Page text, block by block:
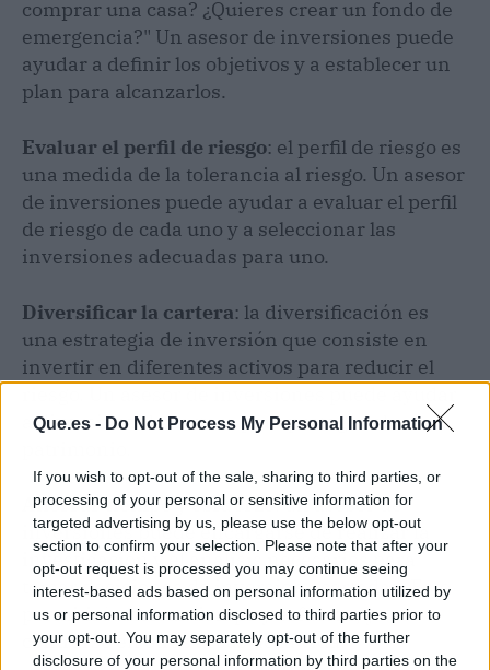
Que.es - Do Not Process My Personal Information
If you wish to opt-out of the sale, sharing to third parties, or
processing of your personal or sensitive information for
targeted advertising by us, please use the below opt-out
section to confirm your selection. Please note that after your
opt-out request is processed you may continue seeing
interest-based ads based on personal information utilized by
us or personal information disclosed to third parties prior to
your opt-out. You may separately opt-out of the further
disclosure of your personal information by third parties on the
comprar una casa? ¿Quieres crear un fondo de
emergencia?" Un asesor de inversiones puede
ayudar a definir los objetivos y a establecer un
plan para alcanzarlos.
Evaluar el perfil de riesgo: el perfil de riesgo es
una medida de la tolerancia al riesgo. Un asesor
de inversiones puede ayudar a evaluar el perfil
de riesgo de cada uno y a seleccionar las
inversiones adecuadas para uno.
Diversificar la cartera: la diversificación es
una estrategia de inversión que consiste en
invertir en diferentes activos para reducir el
a diversificar la cartera para proteger el
Ahorrar tiempo y esfuerzo: un asesor de
inversiones puede encargarse de realizar la
investigación y el análisis necesarios para
tomar decisiones de inversión acertadas. Esto
permitirá ahorrar tiempo y esfuerzo, y
centrarse en otras áreas de la vida.